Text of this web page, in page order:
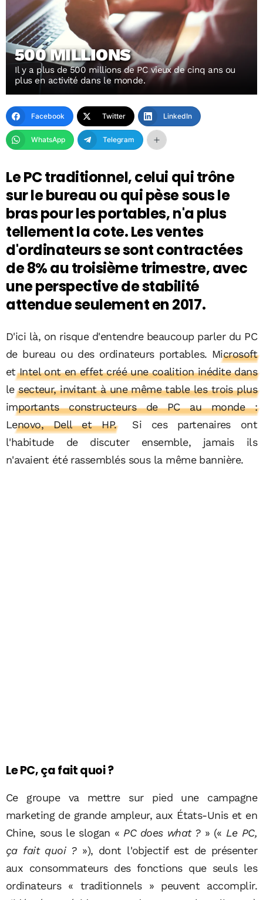
500 MILLIONS
Il y a plus de 500 millions de PC vieux de cinq ans ou
plus en activité dans le monde.
Facebook Twitter LinkedIn
WhatsApp Telegram
Le PC traditionnel, celui qui trône
sur le bureau ou qui pèse sous le
bras pour les portables, n'a plus
tellement la cote. Les ventes
d'ordinateurs se sont contractées
de 8% au troisième trimestre, avec
une perspective de stabilité
attendue seulement en 2017.
D'ici là, on risque d'entendre beaucoup parler du PC
de bureau ou des ordinateurs portables. Microsoft
et Intel ont en effet créé une coalition inédite dans
le secteur, invitant à une même table les trois plus
importants constructeurs de PC au monde :
Lenovo, Dell et HP.
Si ces partenaires ont
l'habitude de discuter ensemble, jamais ils
n'avaient été rassemblés sous la même bannière.
Le PC, ça fait quoi ?
Ce groupe va mettre sur pied une campagne
marketing de grande ampleur, aux États-Unis et en
Chine, sous le slogan « PC does what ?» (« Le PC,
ça fait quoi ?»), dont l'objectif est de présenter
aux consommateurs des fonctions que seuls les
ordinateurs « traditionnels » peuvent accomplir.